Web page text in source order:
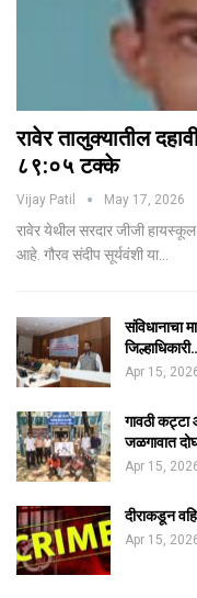
रावेर तालुक्यातील
८९:०५ टक्के
Vijay Patil May 17, 2026
रावेर येथील सरदार जीजी
आहे. गौरव संदीप सूर्यवंशी या…
संविधानाचा
Apr 15,
गावठी
जळगावात
Apr 15,
दीराकडून
Apr 15,